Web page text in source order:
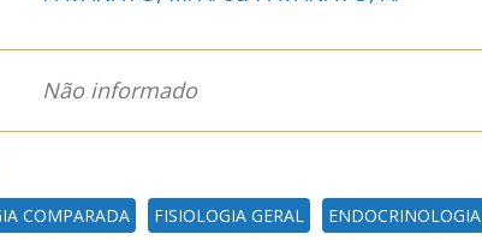
Não informado
COMPARADA FISIOLOGIA GERAL ENDOCRINOLOGIA